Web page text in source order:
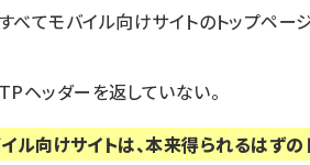
べてモバイル向けサイトのトップペー
ヘッダーを返していない。
ル向けサイトは、本来得られるはずの